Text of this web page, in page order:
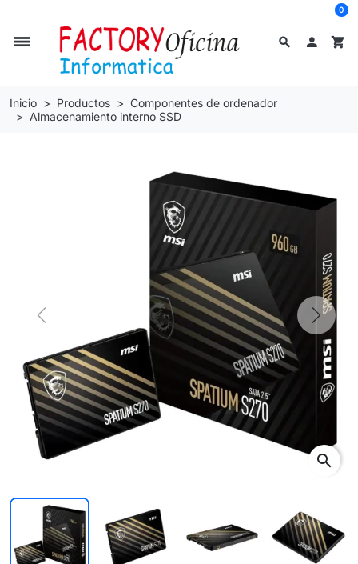
search
dehaze  shopping_cart
0
Inicio Productos
Componentes de ordenador
Almacenamiento interno SSD
Previous Next
search